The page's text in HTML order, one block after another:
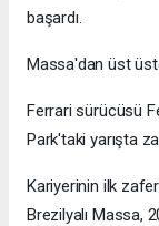
başardı.
Massa'dan üst
Ferrari sürücüsü
Park'taki yarışta
Kariyerinin ilk
Brezilyalı Massa,